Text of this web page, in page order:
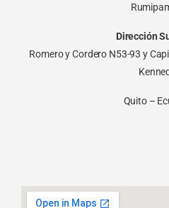
Dirección
Romero y Cordero N53-93 y
Quito –